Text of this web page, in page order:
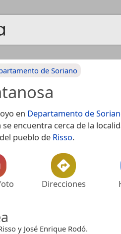
de Soriano
en Departamento de
se encuentra cerca de la
pueblo de Risso.
Direcciones
y José Enrique Rodó.